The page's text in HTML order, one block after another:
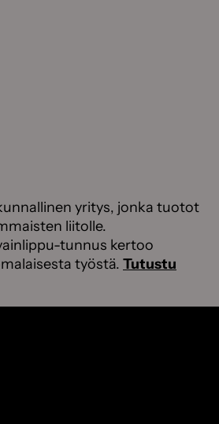
yritys, jonka tuotot
liitolle.
tunnus kertoo
työstä. Tutustu